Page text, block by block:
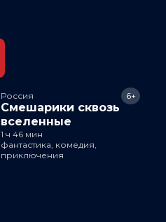
Россия
Смешарики сквозь
вселенные
6+
1 ч 46 мин
фантастика, комедия,
приключения